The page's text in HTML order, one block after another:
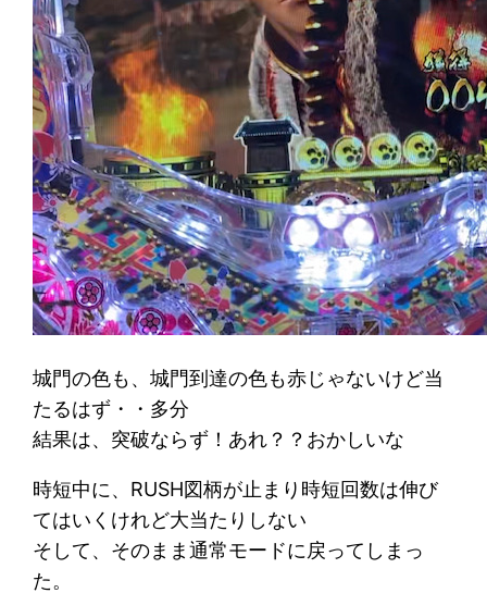
城門の色も、城門到達の色も赤じゃないけど当
たるはず・・多分
結果は、突破ならず！あれ？？おかしいな
時短中に、RUSH図柄が止まり時短回数は伸び
てはいくけれど大当たりしない
そして、そのまま通常モードに戻ってしまっ
た。